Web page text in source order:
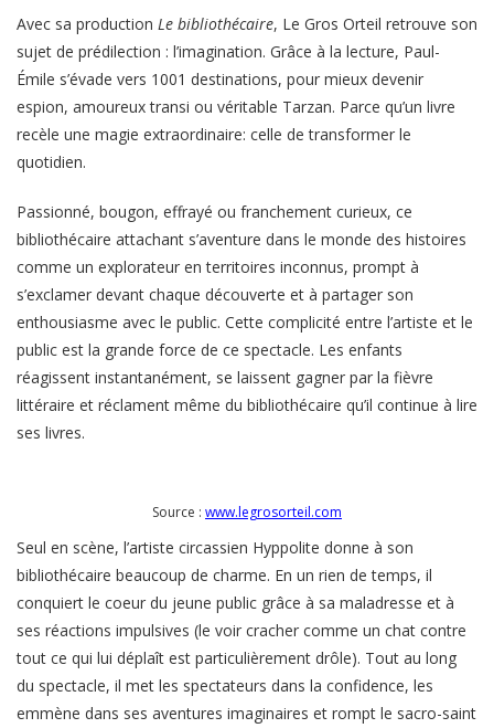
Avec sa production Le bibliothécaire, Le Gros Orteil retrouve son
sujet de prédilection : l’imagination. Grâce à la lecture, Paul-
Émile s’évade vers 1001 destinations, pour mieux devenir
espion, amoureux transi ou véritable Tarzan. Parce qu’un livre
recèle une magie extraordinaire: celle de transformer le
quotidien.
Passionné, bougon, effrayé ou franchement curieux, ce
bibliothécaire attachant s’aventure dans le monde des histoires
comme un explorateur en territoires inconnus, prompt à
s’exclamer devant chaque découverte et à partager son
enthousiasme avec le public. Cette complicité entre l’artiste et le
public est la grande force de ce spectacle. Les enfants
réagissent instantanément, se laissent gagner par la fièvre
littéraire et réclament même du bibliothécaire qu’il continue à lire
ses livres.
Source : www.legrosorteil.com
Seul en scène, l’artiste circassien Hyppolite donne à son
bibliothécaire beaucoup de charme. En un rien de temps, il
conquiert le coeur du jeune public grâce à sa maladresse et à
ses réactions impulsives (le voir cracher comme un chat contre
tout ce qui lui déplaît est particulièrement drôle). Tout au long
du spectacle, il met les spectateurs dans la confidence, les
emmène dans ses aventures imaginaires et rompt le sacro-saint